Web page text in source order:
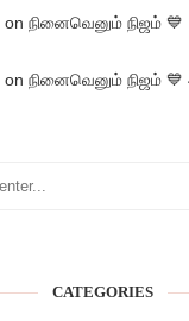
on நினைவெனும் நிஜம் 💙
on நினைவெனும் நிஜம் 💙
CATEGORIES